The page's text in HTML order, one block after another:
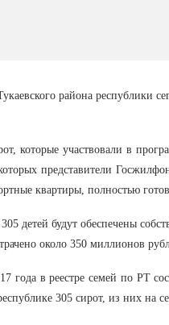
района республики
которые участвовали в
представители
квартиры, полностью
детей будут обеспечены
около 350 миллионов
года в реестре семей по РТ
305 сирот, из них на